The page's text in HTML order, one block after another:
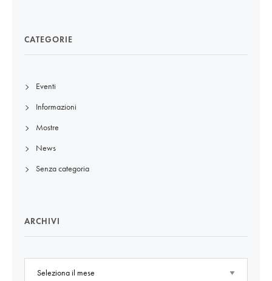
CATEGORIE
Eventi
Informazioni
Mostre
News
Senza categoria
ARCHIVI